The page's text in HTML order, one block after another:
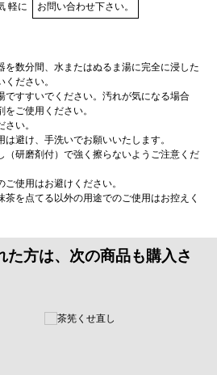
軽に お問い合わせ下さい。
を数分間、水またはぬるま湯に完全に浸した
ださい。
ですすいでください。汚れが気になる場合
ご使用ください。
い。
は避け、手洗いでお願いいたします。
（研磨剤付）で強く擦らないようご注意くだ
ご使用はお避けください。
茶を点てる以外の用途でのご使用はお控えく
た方は、次の商品も購入さ